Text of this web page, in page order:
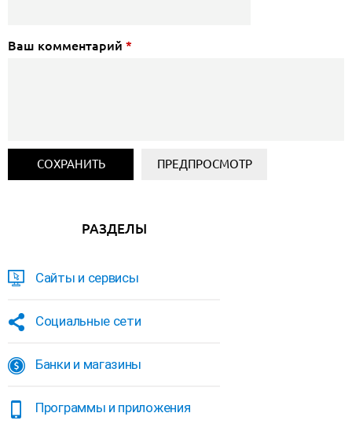
Ваш комментарий *
РАЗДЕЛЫ
Сайты и сервисы
Социальные сети
Банки и магазины
Программы и приложения